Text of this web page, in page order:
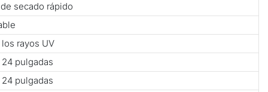
secado rápido
rayos UV
pulgadas
pulgadas